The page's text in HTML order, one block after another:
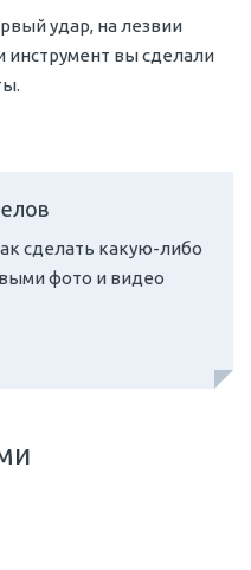
удар, на лезвии
инструмент вы сделали
сделать какую-либо
фото и видео